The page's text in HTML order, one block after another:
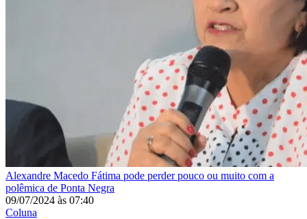
Alexandre Macedo Fátima pode perder pouco ou muito com a
polêmica de Ponta Negra
09/07/2024 às 07:40
Coluna